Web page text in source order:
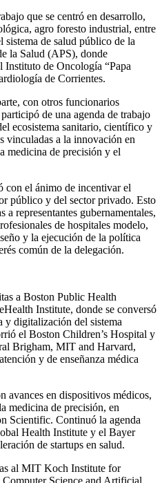
que se centró en desarrollo,
agro foresto industrial, entre
de salud público de la
la Salud (APS), donde
Instituto de Oncología “Papa
de Corrientes.
con otros funcionarios
de una agenda de trabajo
ecosistema sanitario, científico y
vinculadas a la innovación en
medicina de precisión y el
con el ánimo de incentivar el
público y del sector privado. Esto
a representantes gubernamentales,
de hospitales modelo,
y la ejecución de la política
común de la delegación.
a Boston Public Health
Institute, donde se conversó
y digitalización del sistema
el Boston Children’s Hospital y
Brigham, MIT and Harvard,
y de enseñanza médica
avances en dispositivos médicos,
medicina de precisión, en
Scientific. Continuó la agenda
Health Institute y el Bayer
de startups en salud.
al MIT Koch Institute for